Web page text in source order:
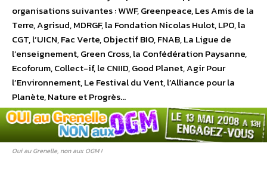
organisations suivantes : WWF, Greenpeace, Les Amis de la
Terre, Agrisud, MDRGF, la Fondation Nicolas Hulot, LPO, la
CGT, l’UICN, Fac Verte, Objectif BIO, FNAB, La Ligue de
l’enseignement, Green Cross, la Confédération Paysanne,
Ecoforum, Collect-if, le CNIID, Good Planet, Agir Pour
l’Environnement, Le Festival du Vent, l’Alliance pour la
Planète, Nature et Progrès…
Oui au Grenelle, non aux OGM !